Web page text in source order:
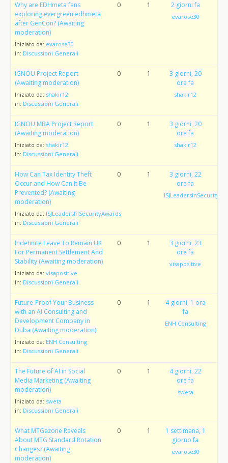
Why are EDHmeta fans
exploring evergreen edhmeta
after GenCon? (Awaiting
moderation)
Iniziato da: evarose30
in: Discussioni Generali
0 1 2 giorni fa
evarose30
IGNOU Project Report
(Awaiting moderation)
Iniziato da: shakir12
in: Discussioni Generali
0 1
3 giorni, 20
ore fa
shakir12
IGNOU MBA Project Report
(Awaiting moderation)
Iniziato da: shakir12
in: Discussioni Generali
0 1
3 giorni, 20
ore fa
shakir12
How Can Tax Identity Theft
Occur and How Can It Be
Prevented? (Awaiting
moderation)
Iniziato da: ISJLeadersInSecurityAwards
in: Discussioni Generali
0 1
3 giorni, 22
ore fa
Indefinite Leave To Remain UK
For Permanent Settlement And
Stability (Awaiting moderation)
Iniziato da: visapositive
in: Discussioni Generali
0 1
3 giorni, 23
ore fa
visapositive
Future-Proof Your Business
with an AI Consulting and
Development Company in
Duba (Awaiting moderation)
Iniziato da: ENH Consulting
in: Discussioni Generali
0 1
4 giorni, 1 ora
fa
ENH Consulting
The Future of AI in Social
Media Marketing (Awaiting
moderation)
Iniziato da: sweta
in: Discussioni Generali
0 1
4 giorni, 22
ore fa
sweta
What MTGazone Reveals
About MTG Standard Rotation
Changes? (Awaiting
moderation)
0 1
1 settimana, 1
giorno fa
evarose30